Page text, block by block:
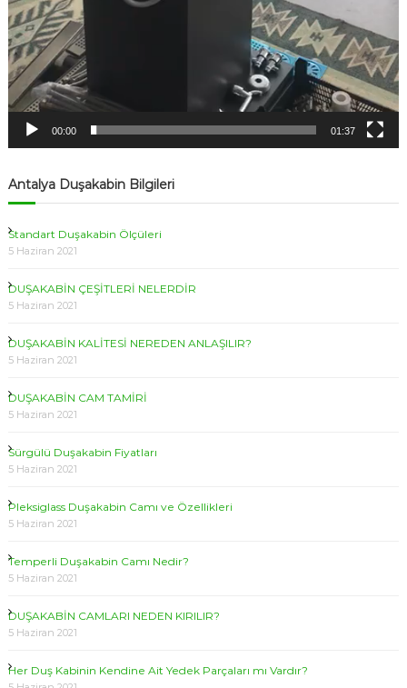
00:00 01:37
Antalya Duşakabin Bilgileri
Standart Duşakabin Ölçüleri
5 Haziran 2021
DUŞAKABİN ÇEŞİTLERİ NELERDİR
5 Haziran 2021
DUŞAKABİN KALİTESİ NEREDEN ANLAŞILIR?
5 Haziran 2021
DUŞAKABİN CAM TAMİRİ
5 Haziran 2021
Sürgülü Duşakabin Fiyatları
5 Haziran 2021
Pleksiglass Duşakabin Camı ve Özellikleri
5 Haziran 2021
Temperli Duşakabin Camı Nedir?
5 Haziran 2021
DUŞAKABİN CAMLARI NEDEN KIRILIR?
5 Haziran 2021
Her Duş Kabinin Kendine Ait Yedek Parçaları mı Vardır?